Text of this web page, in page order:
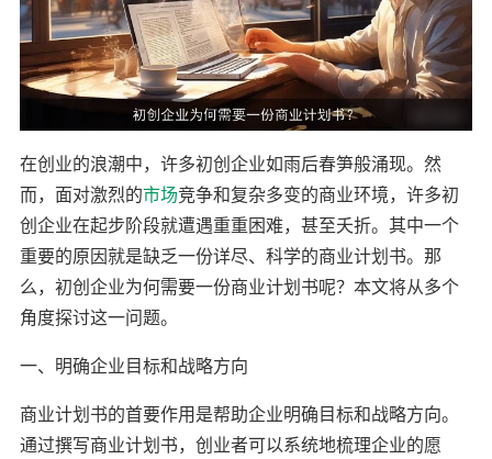
在创业的浪潮中，许多初创企业如雨后春笋般涌现。然
而，面对激烈的市场竞争和复杂多变的商业环境，许多初
创企业在起步阶段就遭遇重重困难，甚至夭折。其中一个
重要的原因就是缺乏一份详尽、科学的商业计划书。那
么，初创企业为何需要一份商业计划书呢？本文将从多个
角度探讨这一问题。
一、明确企业目标和战略方向
商业计划书的首要作用是帮助企业明确目标和战略方向。
通过撰写商业计划书，创业者可以系统地梳理企业的愿